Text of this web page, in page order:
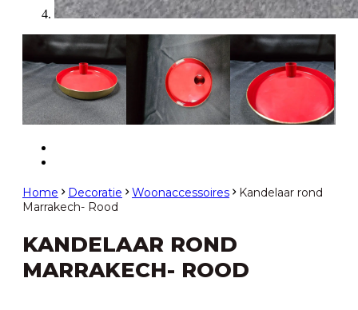
Home Decoratie Woonaccessoires
Kandelaar rond
Marrakech- Rood
KANDELAAR ROND
MARRAKECH- ROOD